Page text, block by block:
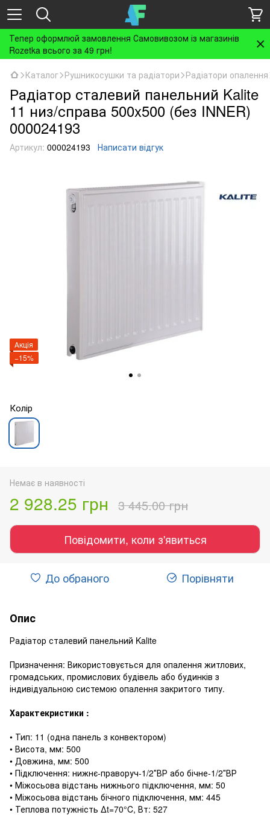
Тепер оформлюй замовлення Самовивозом із магазинів
Rozetka всього за 49 грн!
Каталог Рушникосушки та радіатори Радіатори опалення
Радіатор сталевий панельний Kalite
11 низ/справа 500x500 (без INNER)
000024193
Артикул: 000024193 Написати відгук
Акція
−15%
Колір
Немає в наявності
2 928.25 грн 3 445.00 грн
Повідомити, коли з'явиться
До обраного Порівняти
Опис
Радіатор сталевий панельний Kalite
Призначення: Використовується для опалення житлових,
громадських, промислових будівель або будинків з
індивідуальною системою опалення закритого типу.
Характекристики :
• Тип: 11 (одна панель з конвектором)
• Висота, мм: 500
• Довжина, мм: 500
• Підключення: нижнє-праворуч-1/2″ВР або бічне-1/2″ВР
• Міжосьова відстань нижнього підключення, мм: 50
• Міжосьова відстань бічного підключення, мм: 445
• Теплова потужність ∆t=70°C, Вт: 527